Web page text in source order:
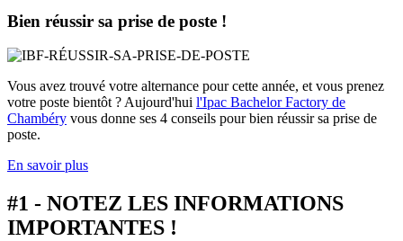
Bien réussir sa prise de poste !
Vous avez trouvé votre alternance pour cette année, et vous prenez
votre poste bientôt ? Aujourd'hui l'Ipac Bachelor Factory de
Chambéry vous donne ses 4 conseils pour bien réussir sa prise de
poste.
En savoir plus
#1 - NOTEZ LES INFORMATIONS
IMPORTANTES !